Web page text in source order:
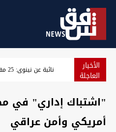
الأخبار
العاجلة "سلاح الفصائل إلى
"اشتباك إداري" في
أمريكي وأمن عراقي